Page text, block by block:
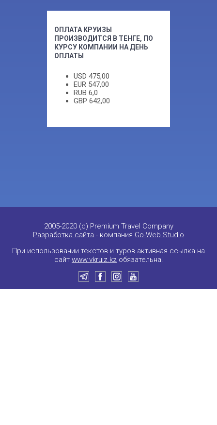
ОПЛАТА КРУИЗЫ
ПРОИЗВОДИТСЯ В ТЕНГЕ, ПО
КУРСУ КОМПАНИИ НА ДЕНЬ
ОПЛАТЫ
USD 475,00
EUR 547,00
RUB 6,0
GBP 642,00
2005-2020 (c) Premium Travel Company
Разработка сайта - компания Go-Web Studio
При использовании текстов и туров активная ссылка на
сайт www.vkruiz.kz обязательна!